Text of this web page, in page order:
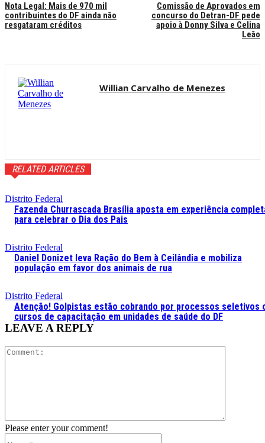
Nota Legal: Mais de 970 mil
contribuintes do DF ainda não
resgataram créditos
Comissão de Aprovados em
concurso do Detran-DF pede
apoio à Donny Silva e Celina
Leão
Willian Carvalho de Menezes
RELATED ARTICLES
Distrito Federal
Fazenda Churrascada Brasília aposta em experiência
para celebrar o Dia dos Pais
Distrito Federal
Daniel Donizet leva Ração do Bem à Ceilândia e mobiliza
população em favor dos animais de rua
Distrito Federal
Atenção! Golpistas estão cobrando por processos seletivos
cursos de capacitação em unidades de saúde do DF
LEAVE A REPLY
Please enter your comment!